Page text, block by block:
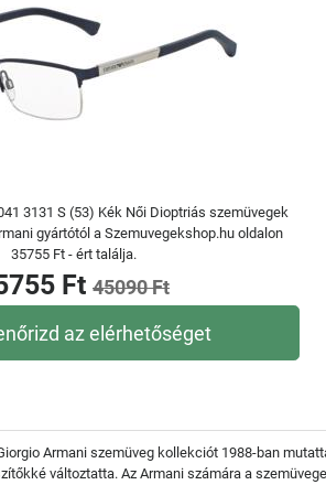
3131 S (53) Kék Női Dioptriás szemüvegek
gyártótól a Szemuvegekshop.hu oldalon
35755 Ft - ért találja.
Ft 45090 Ft
az elérhetőséget
Armani szemüveg kollekciót 1988-ban
változtatta. Az Armani számára a